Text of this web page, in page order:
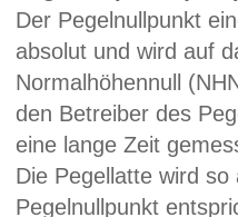
Der Pegelnullpunkt
absolut und wird auf
Normalhöhennull
den Betreiber des
eine lange Zeit
Die Pegellatte wird
Pegelnullpunkt